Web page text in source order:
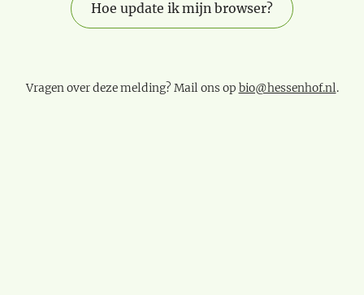
Hoe update ik mijn browser?
Vragen over deze melding? Mail ons op bio@hessenhof.nl.